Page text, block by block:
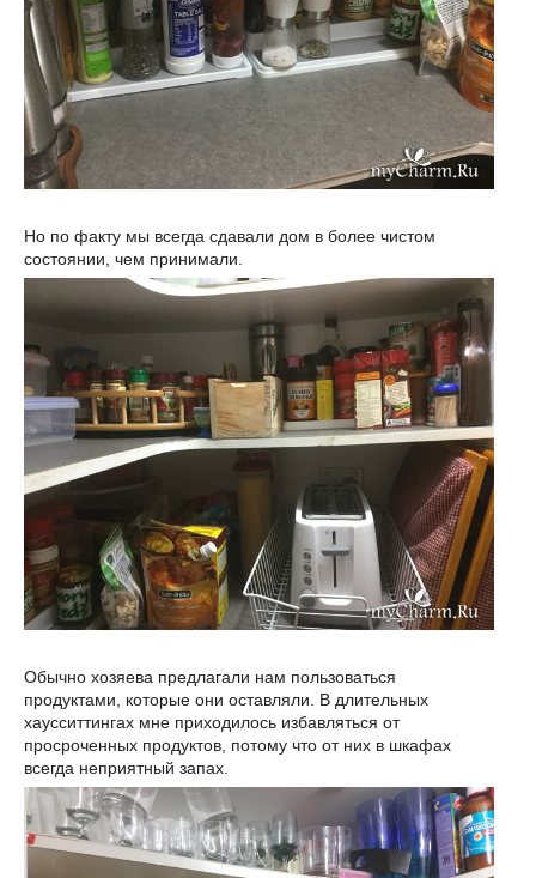
Но по факту мы всегда сдавали дом в более чистом
состоянии, чем принимали.
Обычно хозяева предлагали нам пользоваться
продуктами, которые они оставляли. В длительных
хаусситтингах мне приходилось избавляться от
просроченных продуктов, потому что от них в шкафах
всегда неприятный запах.